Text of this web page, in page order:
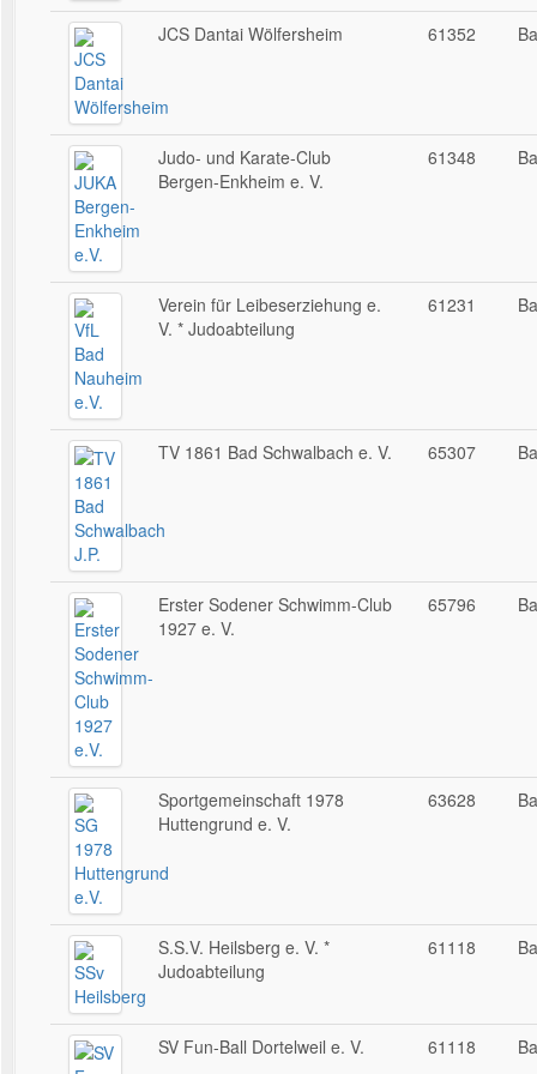
JCS Dantai Wölfersheim 61352
Judo- und Karate-Club
Bergen-Enkheim e. V.
61348
Verein für Leibeserziehung e.
V. * Judoabteilung
61231
TV 1861 Bad Schwalbach e. V. 65307
Erster Sodener Schwimm-Club
1927 e. V.
65796
Sportgemeinschaft 1978
Huttengrund e. V.
63628
S.S.V. Heilsberg e. V. *
Judoabteilung
61118
SV Fun-Ball Dortelweil e. V. 61118